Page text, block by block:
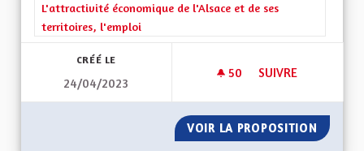
Filtrer les résultats de la catégorie : L'attractivité
L'attractivité économique de l'Alsace et de ses
territoires, l'emploi
CRÉÉ LE
24/04/2023
50 50 ABONNÉS
SUIVRE
VOIR LA PROPOSITION